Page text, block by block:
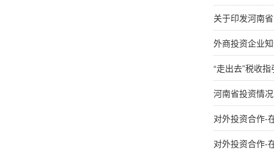
关于印发河南
外商投资企业
“走出去”税收
河南省投资情
对外投资合作-
对外投资合作-